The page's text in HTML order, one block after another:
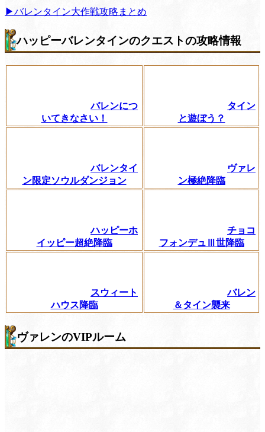
▶︎バレンタイン大作戦攻略まとめ
ハッピーバレンタインのクエストの攻略情報
バレンにつ
いてきなさい！
タイン
と遊ぼう？
バレンタイ
ン限定ソウルダンジョン
ヴァレ
ン極絶降臨
ハッピーホ
イッピー超絶降臨
チョコ
フォンデュⅢ世降臨
スウィート
ハウス降臨
バレン
＆タイン襲来
ヴァレンのVIPルーム